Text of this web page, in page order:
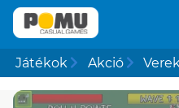
Játékok Akció